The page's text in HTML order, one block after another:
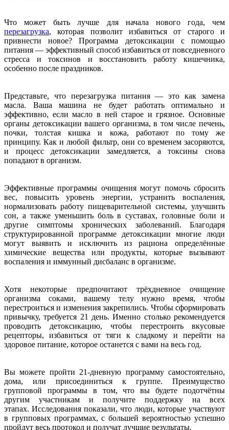
Что может быть лучше для начала нового года, чем
перезагрузка, которая позволит избавиться от старого и
привнести новое? Программа детоксикации с помощью
питания — эффективный способ избавиться от повседневного
стресса и токсинов и восстановить работу кишечника,
особенно после праздников.
Представьте, что перезагрузка питания — это как замена
масла. Ваша машина не будет работать оптимально и
эффективно, если масло в ней старое и грязное. Основные
органы детоксикации вашего организма, в том числе печень,
почки, толстая кишка и кожа, работают по тому же
принципу. Как и любой фильтр, они со временем засоряются,
и процесс детоксикации замедляется, а токсины снова
попадают в организм.
Эффективные программы очищения могут помочь сбросить
вес, повысить уровень энергии, устранить воспаления,
нормализовать работу пищеварительной системы, улучшить
сон, а также уменьшить боль в суставах, головные боли и
другие симптомы хронических заболеваний. Благодаря
структурированной программе детоксикации многие люди
могут выявить и исключить из рациона определённые
химические вещества или продукты, которые вызывают
воспаления и иммунный дисбаланс в организме.
Хотя некоторые предпочитают трёхдневное очищение
организма соками, вашему телу нужно время, чтобы
перестроиться и изменения закрепились. Чтобы сформировать
привычку, требуется 21 день. Именно столько рекомендуется
проводить детоксикацию, чтобы перестроить вкусовые
рецепторы, избавиться от тяги к сладкому и перейти на
здоровое питание, которое останется с вами на весь год.
Вы можете пройти 21-дневную программу самостоятельно,
дома, или присоединиться к группе. Преимущество
групповой программы в том, что вы будете подотчётны
другим участникам и получите поддержку на всех
этапах. Исследования показали, что люди, которые участвуют
в групповых программах, с большей вероятностью успешно
пройдут весь протокол и получат лучшие результаты.